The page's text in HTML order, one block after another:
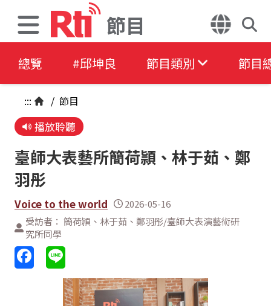
節目
總覽 #邱坤良 節目類別 節目
::: / 節目
播放聆聽
臺師大表藝所簡荷頴、林于茹、鄭
羽彤
Voice to the world
2026-05-16
受訪者： 簡荷頴、林于茹、鄭羽彤/臺師大表演藝術研
究所同學